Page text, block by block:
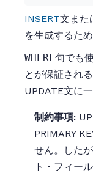
INSERT文また
を生成するた
WHERE句でも
とが保証され
UPDATE文に
制約事項:
PRIMARY
せん。した
ト・フィー